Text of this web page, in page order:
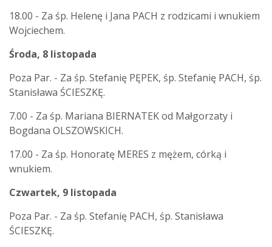
18.00 - Za śp. Helenę i Jana PACH z rodzicami i wnukiem
Wojciechem.
Środa, 8 listopada
Poza Par. - Za śp. Stefanię PĘPEK, śp. Stefanię PACH, śp.
Stanisława ŚCIESZKĘ.
7.00 - Za śp. Mariana BIERNATEK od Małgorzaty i
Bogdana OLSZOWSKICH.
17.00 - Za śp. Honoratę MERES z mężem, córką i
wnukiem.
Czwartek, 9 listopada
Poza Par. - Za śp. Stefanię PACH, śp. Stanisława
ŚCIESZKĘ.